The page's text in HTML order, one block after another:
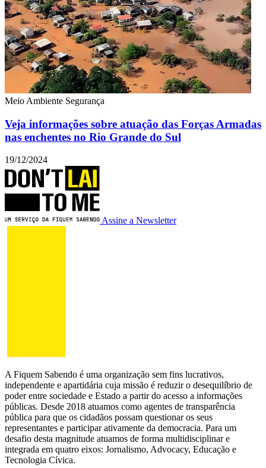
Meio Ambiente Segurança
Veja informações sobre atuação das Forças Armadas
nas enchentes no Rio Grande do Sul
19/12/2024
Assine a Newsletter
A Fiquem Sabendo é uma organização sem fins lucrativos,
independente e apartidária cuja missão é reduzir o desequilíbrio de
poder entre sociedade e Estado a partir do acesso a informações
públicas. Desde 2018 atuamos como agentes de transparência
pública para que os cidadãos possam questionar os seus
representantes e participar ativamente da democracia. Para um
desafio desta magnitude atuamos de forma multidisciplinar e
integrada em quatro eixos: Jornalismo, Advocacy, Educação e
Tecnologia Cívica.